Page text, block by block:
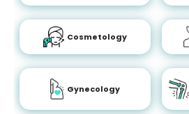
Cosmetology
Gynecology